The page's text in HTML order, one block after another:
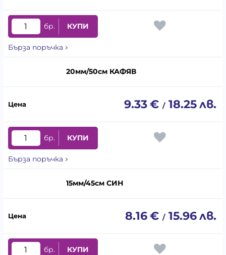
бр. КУПИ
Бърза поръчка
20мм/50см КАФЯВ
9.33€ / 18.25лв.
бр. КУПИ
Бърза поръчка
15мм/45см СИН
8.16€ / 15.96лв.
бр. КУПИ